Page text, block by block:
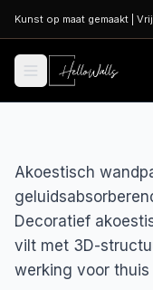
Ga naar hoofdinhoud
Kunst op maat gemaakt
Akoestisch
Decoratief
vilt met 3D-
werking voor thuis